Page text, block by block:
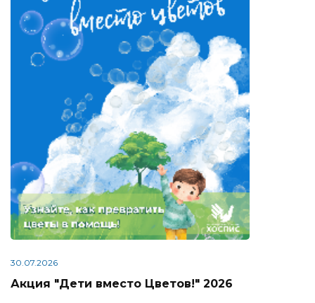
30.07.2026
Акция "Дети вместо Цветов!" 2026